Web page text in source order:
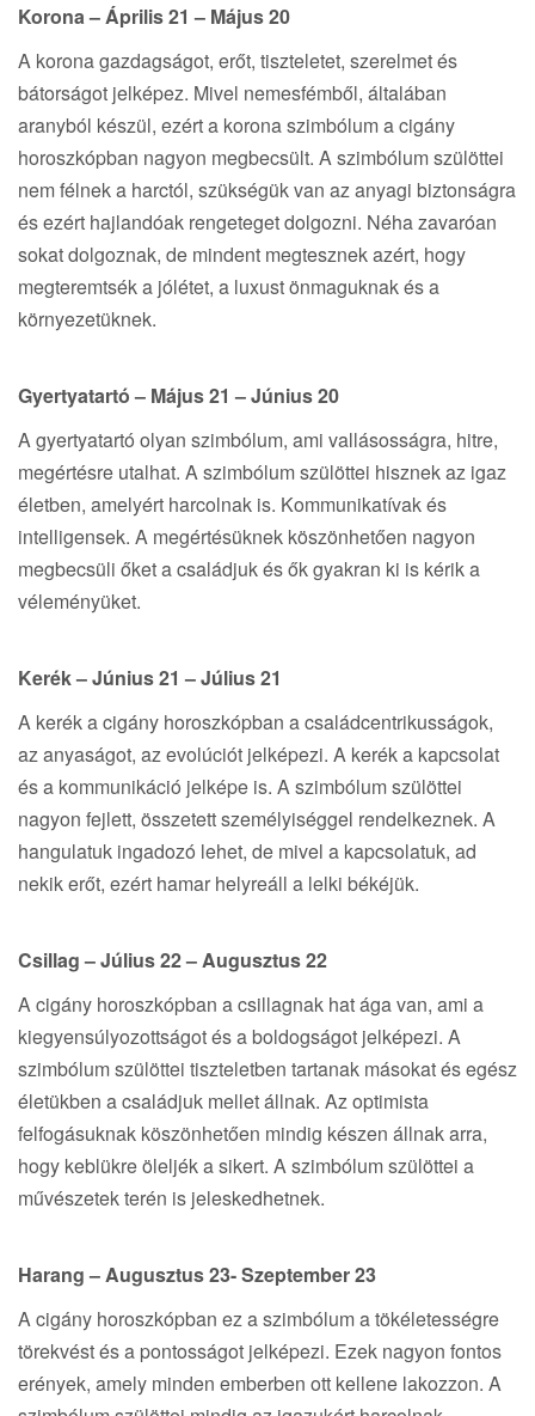
Korona – Április 21 – Május 20
A korona gazdagságot, erőt, tiszteletet, szerelmet és
bátorságot jelképez. Mivel nemesfémből, általában
aranyból készül, ezért a korona szimbólum a cigány
horoszkópban nagyon megbecsült. A szimbólum szülöttei
nem félnek a harctól, szükségük van az anyagi biztonságra
és ezért hajlandóak rengeteget dolgozni. Néha zavaróan
sokat dolgoznak, de mindent megtesznek azért, hogy
megteremtsék a jólétet, a luxust önmaguknak és a
környezetüknek.
Gyertyatartó – Május 21 – Június 20
A gyertyatartó olyan szimbólum, ami vallásosságra, hitre,
megértésre utalhat. A szimbólum szülöttei hisznek az igaz
életben, amelyért harcolnak is. Kommunikatívak és
intelligensek. A megértésüknek köszönhetően nagyon
megbecsüli őket a családjuk és ők gyakran ki is kérik a
véleményüket.
Kerék – Június 21 – Július 21
A kerék a cigány horoszkópban a családcentrikusságok,
az anyaságot, az evolúciót jelképezi. A kerék a kapcsolat
és a kommunikáció jelképe is. A szimbólum szülöttei
nagyon fejlett, összetett személyiséggel rendelkeznek. A
hangulatuk ingadozó lehet, de mivel a kapcsolatuk, ad
nekik erőt, ezért hamar helyreáll a lelki békéjük.
Csillag – Július 22 – Augusztus 22
A cigány horoszkópban a csillagnak hat ága van, ami a
kiegyensúlyozottságot és a boldogságot jelképezi. A
szimbólum szülöttei tiszteletben tartanak másokat és egész
életükben a családjuk mellet állnak. Az optimista
felfogásuknak köszönhetően mindig készen állnak arra,
hogy keblükre öleljék a sikert. A szimbólum szülöttei a
művészetek terén is jeleskedhetnek.
Harang – Augusztus 23- Szeptember 23
A cigány horoszkópban ez a szimbólum a tökéletességre
törekvést és a pontosságot jelképezi. Ezek nagyon fontos
erények, amely minden emberben ott kellene lakozzon. A